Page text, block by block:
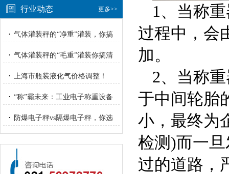
更多>>
行业动态
· 气体灌装秤的“净重”灌装，你搞
明白了吗？
· 气体灌装秤的“毛重”灌装你搞清
楚了吗？
· 上海市瓶装液化气价格调整！
· “称”霸未来：工业电子称重设备
的“智”与“重”
· 防爆电子秤vs隔爆电子秤，你选
对了吗？
1、当称
过程中，会
加。
2、当称
于中间轮胎
小，最终为
检测)而一
过的道路，